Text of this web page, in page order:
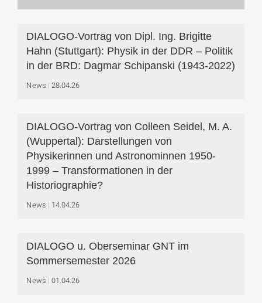
DIALOGO-Vortrag von Dipl. Ing. Brigitte
Hahn (Stuttgart): Physik in der DDR – Politik
in der BRD: Dagmar Schipanski (1943-2022)
News 28.04.26
DIALOGO-Vortrag von Colleen Seidel, M. A.
(Wuppertal): Darstellungen von
Physikerinnen und Astronominnen 1950-
1999 – Transformationen in der
Historiographie?
News 14.04.26
DIALOGO u. Oberseminar GNT im
Sommersemester 2026
News 01.04.26